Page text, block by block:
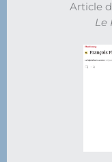
Article
Le